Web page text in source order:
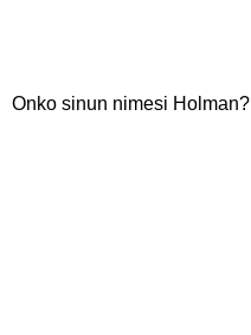
Onko sinun nimesi Holman?